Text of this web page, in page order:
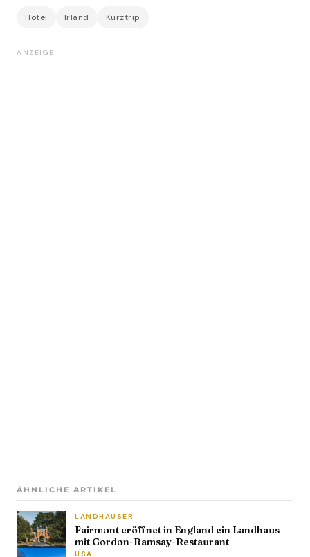
Hotel Irland Kurztrip
ANZEIGE
ÄHNLICHE ARTIKEL
LANDHÄUSER
Fairmont eröffnet in England ein Landhaus
mit Gordon-Ramsay-Restaurant
USA